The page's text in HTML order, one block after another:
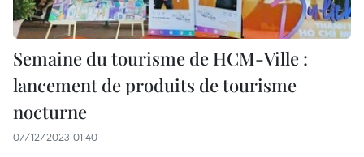
Semaine du tourisme de HCM-Ville :
lancement de produits de tourisme
nocturne
07/12/2023 01:40